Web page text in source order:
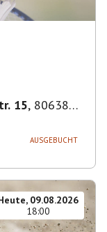
15, 80638
AUSGEBUCHT
09.08.2026
18:00